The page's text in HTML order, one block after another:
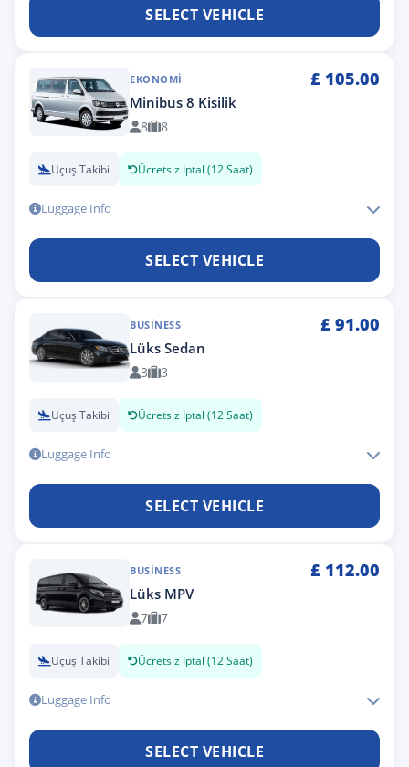
SELECT VEHICLE
EKONOMI £ 105.00
Minibus 8 Kisilik
8 8
Uçuş Takibi Ücretsiz İptal (12 Saat)
Luggage Info
SELECT VEHICLE
BUSINESS £ 91.00
Lüks Sedan
3 3
Uçuş Takibi Ücretsiz İptal (12 Saat)
Luggage Info
SELECT VEHICLE
BUSINESS £ 112.00
Lüks MPV
7 7
Uçuş Takibi Ücretsiz İptal (12 Saat)
Luggage Info
SELECT VEHICLE